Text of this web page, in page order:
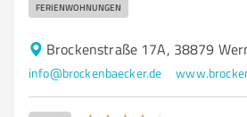
FERIENWOHNUNGEN
Brockenstraße 17A, 38879
info@brockenbaecker.de